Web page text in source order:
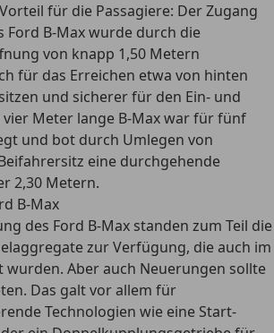
für die Passagiere: Der Zugang
Ford B-Max wurde durch die
von knapp 1,50 Metern
für das Erreichen etwa von hinten
und sicherer für den Ein- und
Meter lange B-Max war für fünf
und bot durch Umlegen von
eine durchgehende
2,30 Metern.
B-Max
des Ford B-Max standen zum Teil die
zur Verfügung, die auch im
wurden. Aber auch Neuerungen sollte
Das galt vor allem für
Technologien wie eine Start-